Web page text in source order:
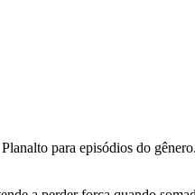
para episódios do